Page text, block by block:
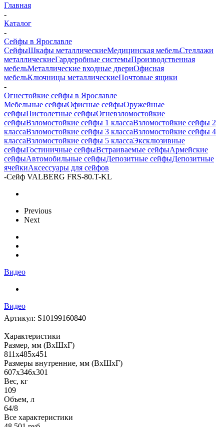
Главная
-
Каталог
-
Сейфы в Ярославле
СейфыШкафы металлическиеМедицинская мебельСтеллажи
металлическиеГардеробные системыПроизводственная
мебельМеталлические входные двериОфисная
мебельКлючницы металлическиеПочтовые ящики
-
Огнестойкие сейфы в Ярославле
Мебельные сейфыОфисные сейфыОружейные
сейфыПистолетные сейфыОгневзломостойкие
сейфыВзломостойкие сейфы 1 классаВзломостойкие сейфы 2
классаВзломостойкие сейфы 3 классаВзломостойкие сейфы 4
классаВзломостойкие сейфы 5 классаЭксклюзивные
сейфыГостиничные сейфыВстраиваемые сейфыАрмейские
сейфыАвтомобильные сейфыДепозитные сейфыДепозитные
ячейкиАксессуары для сейфов
-Сейф VALBERG FRS-80.T-KL
Previous
Next
Видео
Видео
Артикул: S10199160840
Характеристики
Размер, мм (ВхШхГ)
811x485x451
Размеры внутренние, мм (ВхШхГ)
607x346x301
Вес, кг
109
Объем, л
64/8
Все характеристики